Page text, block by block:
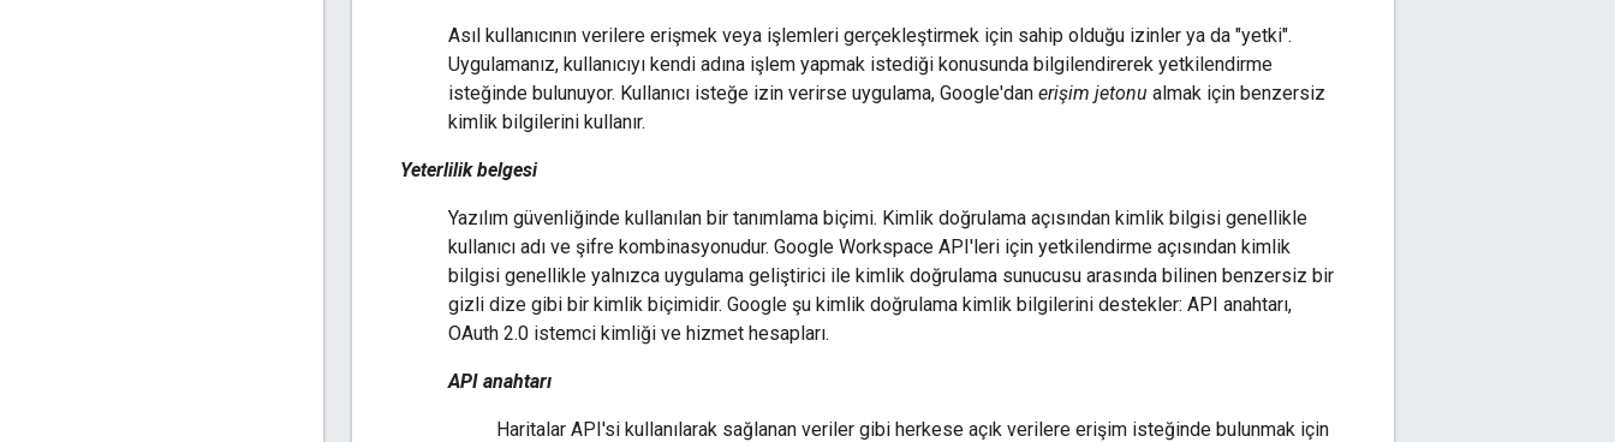
Asıl kullanıcının verilere erişmek veya işlemleri gerçekleştirmek için sahip olduğu izinler ya da "yetki".
Uygulamanız, kullanıcıyı kendi adına işlem yapmak istediği konusunda bilgilendirerek yetkilendirme
isteğinde bulunuyor. Kullanıcı isteğe izin verirse uygulama, Google'dan erişim jetonu almak için benzersiz
kimlik bilgilerini kullanır.
Yeterlilik belgesi
Yazılım güvenliğinde kullanılan bir tanımlama biçimi. Kimlik doğrulama açısından kimlik bilgisi genellikle
kullanıcı adı ve şifre kombinasyonudur. Google Workspace API'leri için yetkilendirme açısından kimlik
bilgisi genellikle yalnızca uygulama geliştirici ile kimlik doğrulama sunucusu arasında bilinen benzersiz bir
gizli dize gibi bir kimlik biçimidir. Google şu kimlik doğrulama kimlik bilgilerini destekler: API anahtarı,
OAuth 2.0 istemci kimliği ve hizmet hesapları.
API anahtarı
Haritalar API'si kullanılarak sağlanan veriler gibi herkese açık verilere erişim isteğinde bulunmak için